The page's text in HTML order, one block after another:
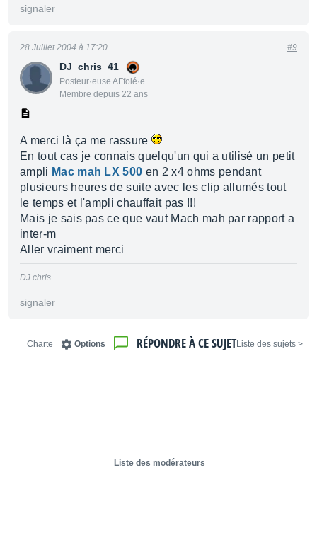
signaler
DJ_chris_41
Posteur·euse AFfolé·e
Membre depuis 22 ans
28 Juillet 2004 à 17:20 #9
A merci là ça me rassure
En tout cas je connais quelqu'un qui a utilisé un petit
ampli Mac mah LX 500 en 2 x4 ohms pendant
plusieurs heures de suite avec les clip allumés tout
le temps et l'ampli chauffait pas !!!
Mais je sais pas ce que vaut Mach mah par rapport a
inter-m
Aller vraiment merci
DJ chris
signaler
< Liste des sujets
RÉPONDRE À CE SUJET
Options
Charte
Liste des modérateurs